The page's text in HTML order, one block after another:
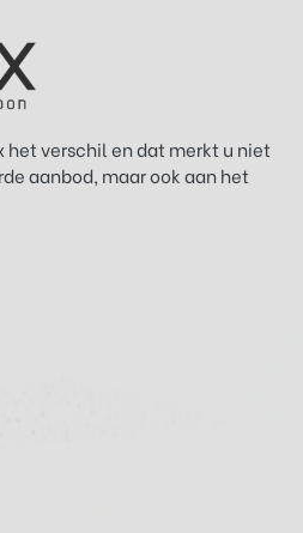
verschil en dat merkt u niet
aanbod, maar ook aan het